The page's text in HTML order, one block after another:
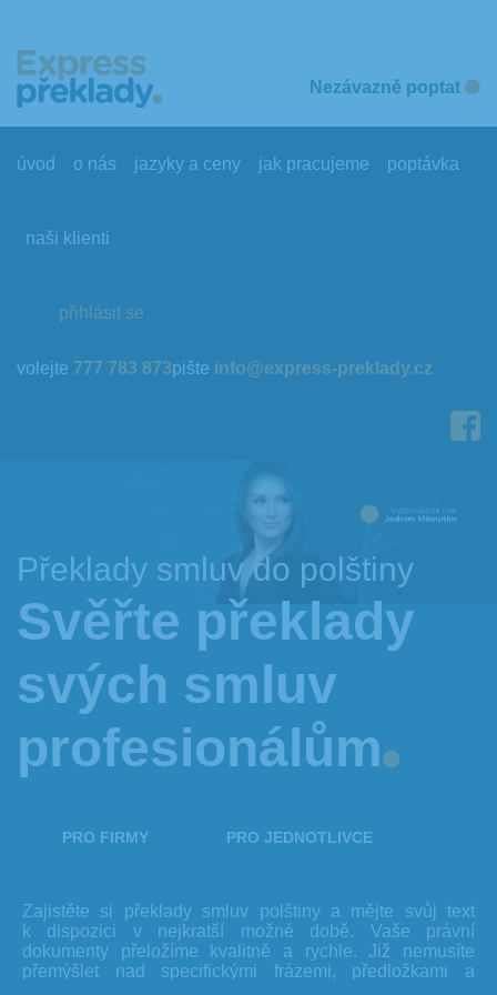
Nezávazně poptat
úvod o nás jazyky a ceny jak pracujeme poptávka
naši klienti
přihlásit se
volejte 777 783 873pište info@express-preklady.cz
Překlady smluv do polštiny
Svěřte překlady
svých smluv
profesionálům
PRO FIRMY PRO JEDNOTLIVCE
Zajistěte si překlady smluv polštiny a mějte svůj text
k dispozici v nejkratší možné době. Vaše právní
dokumenty přeložíme kvalitně a rychle. Již nemusíte
přemýšlet nad specifickými frázemi, předložkami a